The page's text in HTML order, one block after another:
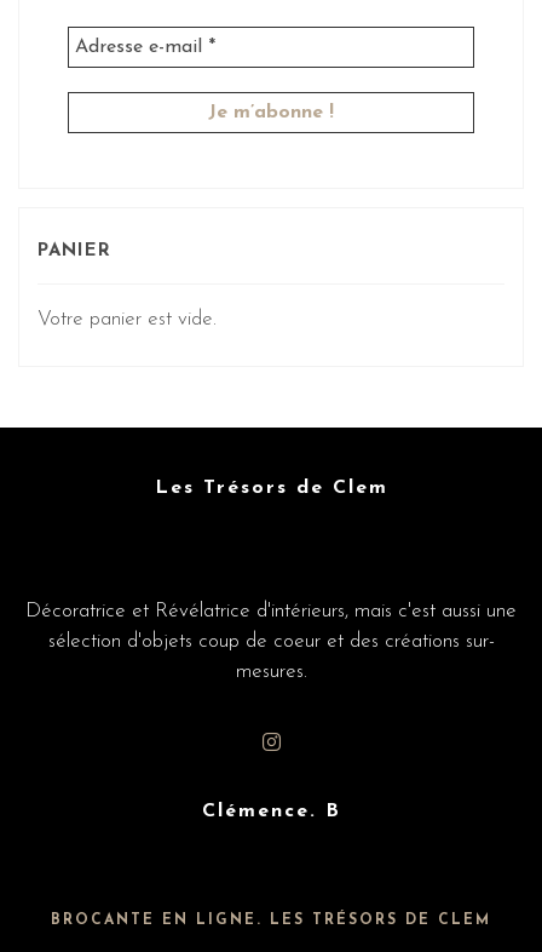
PANIER
Votre panier est vide.
Les Trésors de Clem
Décoratrice et Révélatrice d'intérieurs, mais c'est aussi une
sélection d'objets coup de coeur et des créations sur-
mesures.
Clémence. B
BROCANTE EN LIGNE. LES TRÉSORS DE CLEM